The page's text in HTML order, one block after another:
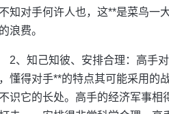
知对手何许人也，这**是菜鸟一
浪费。
2、知己知彼、安排合理：高手
懂得对手**的特点其可能采用的
识它的长处。高手的经济军事相